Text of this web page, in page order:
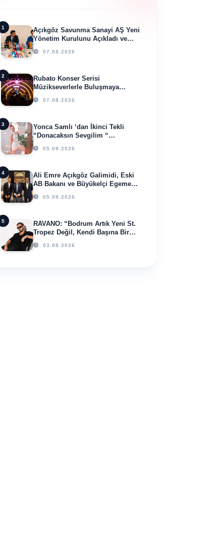
1
Açıkgöz Savunma Sanayi AŞ Yeni
Yönetim Kurulunu Açıkladı ve
Savunma Sanayinde Küresel
Vizyon Vurgusu
07.08.2026
2
Rubato Konser Serisi
Müzikseverlerle Buluşmaya
Devam Ediyor
07.08.2026
3
Yonca Samlı ‘dan İkinci Tekli
“Donacaksın Sevgilim “
yayımlandı
05.08.2026
4
Ali Emre Açıkgöz Galimidi, Eski
AB Bakanı ve Büyükelçi Egemen
Bağış ile Bir Araya Geldi
05.08.2026
5
RAVANO: “Bodrum Artık Yeni St.
Tropez Değil, Kendi Başına Bir
Referans”
03.08.2026